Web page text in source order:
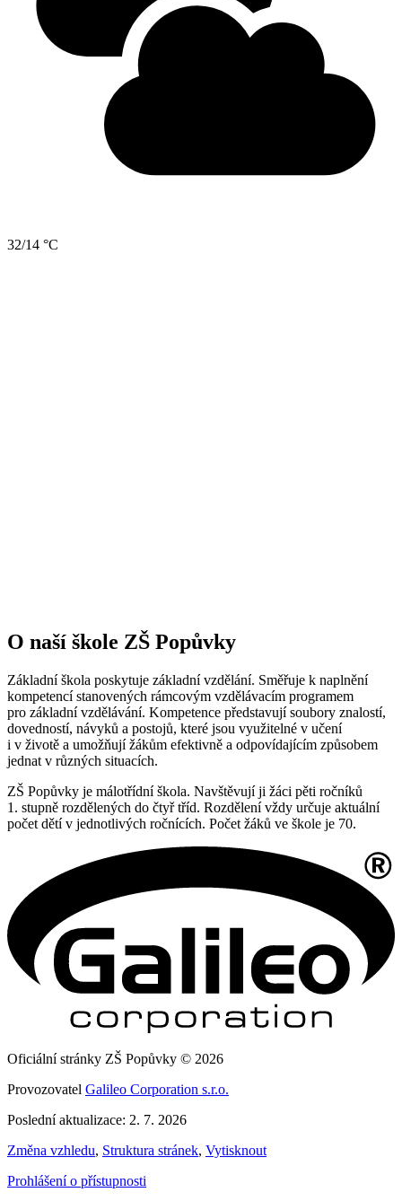
32/14 °C
O naší škole ZŠ Popůvky
Základní škola poskytuje základní vzdělání. Směřuje k naplnění
kompetencí stanovených rámcovým vzdělávacím programem
pro základní vzdělávání. Kompetence představují soubory znalostí,
dovedností, návyků a postojů, které jsou využitelné v učení
i v životě a umožňují žákům efektivně a odpovídajícím způsobem
jednat v různých situacích.
ZŠ Popůvky je málotřídní škola. Navštěvují ji žáci pěti ročníků
1. stupně rozdělených do čtyř tříd. Rozdělení vždy určuje aktuální
počet dětí v jednotlivých ročnících. Počet žáků ve škole je 70.
Oficiální stránky ZŠ Popůvky © 2026
Provozovatel Galileo Corporation s.r.o.
Poslední aktualizace: 2. 7. 2026
Změna vzhledu, Struktura stránek, Vytisknout
Prohlášení o přístupnosti